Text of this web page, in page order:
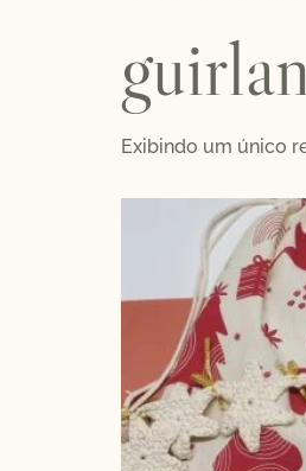
Exibindo um único